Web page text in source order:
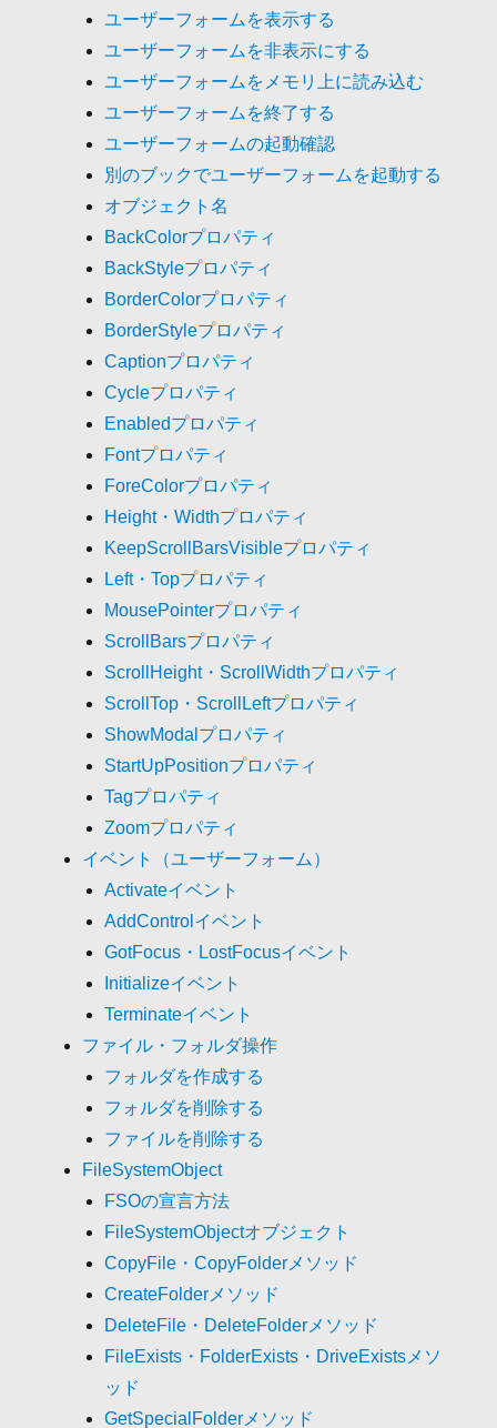
ユーザーフォームを表示する
ユーザーフォームを非表示にする
ユーザーフォームをメモリ上に読み込む
ユーザーフォームを終了する
ユーザーフォームの起動確認
別のブックでユーザーフォームを起動する
オブジェクト名
BackColorプロパティ
BackStyleプロパティ
BorderColorプロパティ
BorderStyleプロパティ
Captionプロパティ
Cycleプロパティ
Enabledプロパティ
Fontプロパティ
ForeColorプロパティ
Height・Widthプロパティ
KeepScrollBarsVisibleプロパティ
Left・Topプロパティ
MousePointerプロパティ
ScrollBarsプロパティ
ScrollHeight・ScrollWidthプロパティ
ScrollTop・ScrollLeftプロパティ
ShowModalプロパティ
StartUpPositionプロパティ
Tagプロパティ
Zoomプロパティ
イベント（ユーザーフォーム）
Activateイベント
AddControlイベント
GotFocus・LostFocusイベント
Initializeイベント
Terminateイベント
ファイル・フォルダ操作
フォルダを作成する
フォルダを削除する
ファイルを削除する
FileSystemObject
FSOの宣言方法
FileSystemObjectオブジェクト
CopyFile・CopyFolderメソッド
CreateFolderメソッド
DeleteFile・DeleteFolderメソッド
FileExists・FolderExists・DriveExistsメソ
ッド
GetSpecialFolderメソッド